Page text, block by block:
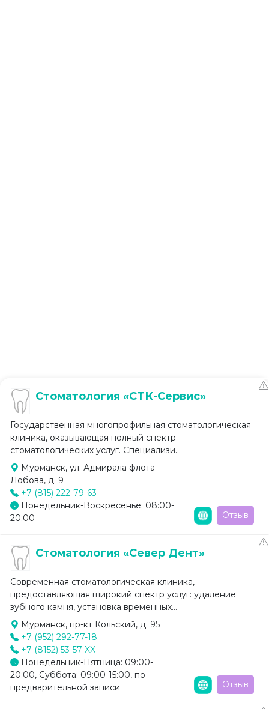
Стоматология «СТК-Сервис»
Государственная многопрофильная стоматологическая
клиника, оказывающая полный спектр
стоматологических услуг. Специализи...
Мурманск, ул. Адмирала флота
Лобова, д. 9
+7 (815) 222-79-63
Понедельник-Воскресенье: 08:00-
20:00
Отзыв
Стоматология «Север Дент»
Современная стоматологическая клиника,
предоставляющая широкий спектр услуг: удаление
зубного камня, установка временных...
Мурманск, пр-кт Кольский, д. 95
+7 (952) 292-77-18
+7 (8152) 53-57-XX
Понедельник-Пятница: 09:00-
20:00, Суббота: 09:00-15:00, по
предварительной записи
Отзыв